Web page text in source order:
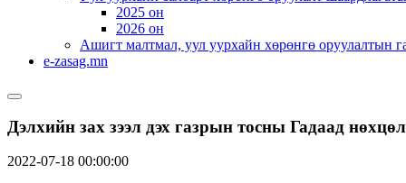
2025 он
2026 он
Ашигт малтмал, уул уурхайн хөрөнгө оруулалтын
e-zasag.mn
Дэлхийн зах зээл дэх газрын тосны Гадаад
2022-07-18 00:00:00